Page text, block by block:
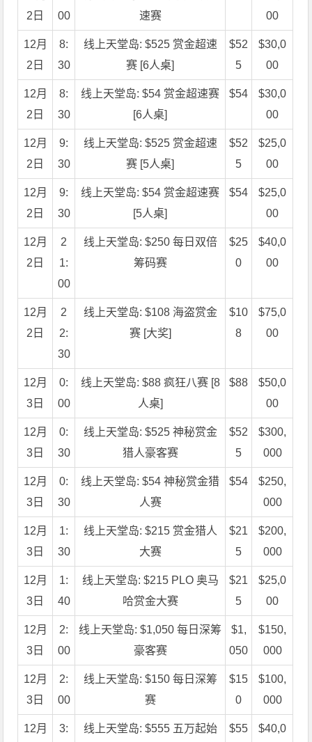
2日
00
速赛
00
12月
2日
8:
30
线上天堂岛: $525 赏金超速
赛 [6人桌]
$52
5
$30,0
00
12月
2日
8:
30
线上天堂岛: $54 赏金超速赛
[6人桌]
$54
$30,0
00
12月
2日
9:
30
线上天堂岛: $525 赏金超速
赛 [5人桌]
$52
5
$25,0
00
12月
2日
9:
30
线上天堂岛: $54 赏金超速赛
[5人桌]
$54
$25,0
00
12月
2日
2
1:
00
线上天堂岛: $250 每日双倍
筹码赛
$25
0
$40,0
00
12月
2日
2
2:
30
线上天堂岛: $108 海盗赏金
赛 [大奖]
$10
8
$75,0
00
12月
3日
0:
00
线上天堂岛: $88 疯狂八赛 [8
人桌]
$88
$50,0
00
12月
3日
0:
30
线上天堂岛: $525 神秘赏金
猎人豪客赛
$52
5
$300,
000
12月
3日
0:
30
线上天堂岛: $54 神秘赏金猎
人赛
$54
$250,
000
12月
3日
1:
30
线上天堂岛: $215 赏金猎人
大赛
$21
5
$200,
000
12月
3日
1:
40
线上天堂岛: $215 PLO 奥马
哈赏金大赛
$21
5
$25,0
00
12月
3日
2:
00
线上天堂岛: $1,050 每日深筹
豪客赛
$1,
050
$150,
000
12月
3日
2:
00
线上天堂岛: $150 每日深筹
赛
$15
0
$100,
000
12月
3:
线上天堂岛: $555 五万起始
$55
$40,0